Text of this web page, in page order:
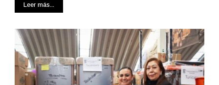
Leer más...